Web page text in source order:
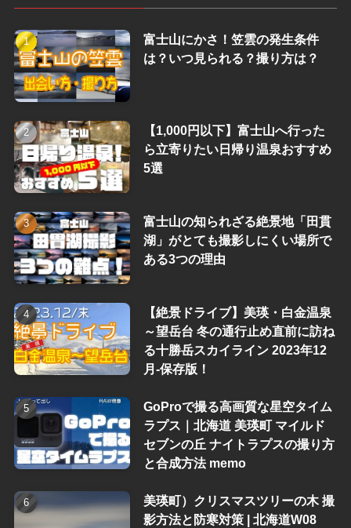
富士山にかさ！笠雲の発生条件
は？いつ見られる？撮り方は？
【1,000円以下】富士山へ行った
ら立寄りたい日帰り温泉おすすめ
5選
富士山の知られざる絶景地「田貫
湖」がとても撮影しにくい場所で
ある3つの理由
【絶景ドライブ】美瑛・白金温泉
～望岳台 冬の通行止め直前に訪ね
る十勝岳スカイライン 2023年12
月-保存版！
GoProで撮る高画質な星空タイム
ラプス｜北海道 美瑛町 マイルド
セブンの丘 ナイトラプスの撮り方
と合成方法 memo
美瑛町）クリスマスツリーの木 撮
影方法と防寒対策 | 北海道W08